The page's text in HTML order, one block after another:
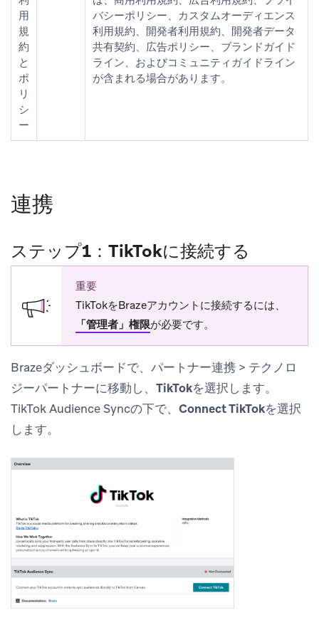
用
規
約
と
ポ
リ
シ
ー
バシーポリシー、カスタムオーディエンス
利用規約、開発者利用規約、開発者データ
共有契約、広告ポリシー、ブランドガイド
ライン、およびコミュニティガイドライン
が含まれる場合があります。
連携
ステップ1：TikTokに接続する
重要
TikTokをBrazeアカウントに接続するには、
「管理者」権限が必要です。
Brazeダッシュボードで、 パートナー連携 > テクノロ
ジーパートナーに移動し、 TikTokを選択します。
TikTok Audience Syncの下で、 Connect TikTokを選択
します。